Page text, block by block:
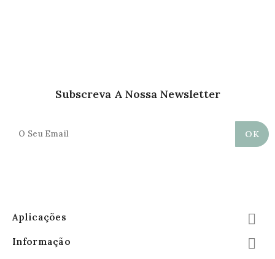
Subscreva A Nossa Newsletter
Aplicações 
Informação 